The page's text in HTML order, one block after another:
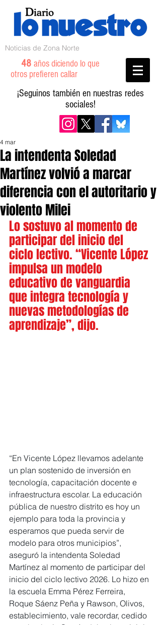
Noticias de Zona Norte
48 años diciendo lo que
otros prefieren callar
¡Seguinos también en nuestras redes
sociales!
La intendenta Soledad
Martínez volvió a marcar
diferencia con el autoritario y
violento Milei
4 mar
Lo sostuvo al momento de
participar del inicio del
ciclo lectivo. “Vicente López
impulsa un modelo
educativo de vanguardia
que integra tecnología y
nuevas metodologías de
aprendizaje”, dijo.
“En Vicente López llevamos adelante
un plan sostenido de inversión en
tecnología, capacitación docente e
infraestructura escolar. La educación
pública de nuestro distrito es hoy un
ejemplo para toda la provincia y
esperamos que pueda servir de
modelo para otros municipios”,
aseguró la intendenta Soledad
Martínez al momento de participar del
inicio del ciclo lectivo 2026. Lo hizo en
la escuela Emma Pérez Ferreira,
Roque Sáenz Peña y Rawson, Olivos,
establecimiento, vale recordar, cedido